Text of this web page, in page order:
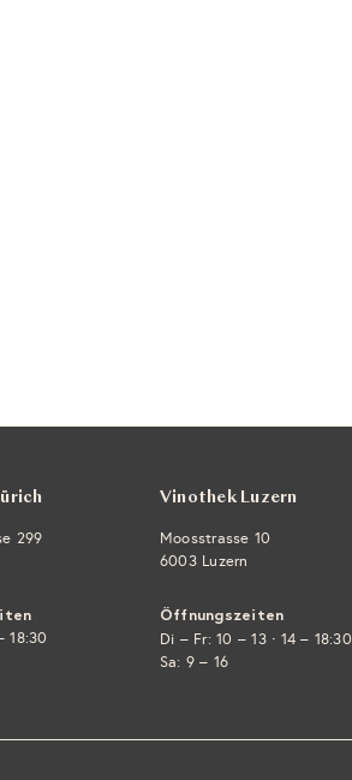
299
18:30
Vinothek Luzern
Moosstrasse 10
6003 Luzern
Öffnungszeiten
Di – Fr: 10 – 13 · 14 – 18:30
Sa: 9 – 16